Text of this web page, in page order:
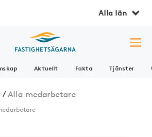
Alla län
Aktuellt Fakta Tjänster
/ Alla medarbetare